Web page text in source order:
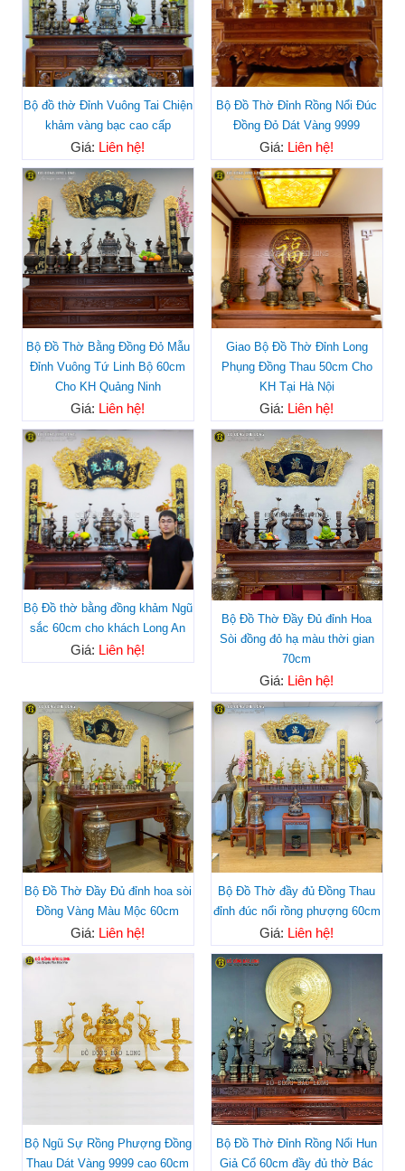
Bộ đồ thờ Đỉnh Vuông Tai Chiện
khảm vàng bạc cao cấp
Giá: Liên hệ!
Bộ Đồ Thờ Đỉnh Rồng Nổi Đúc
Đồng Đỏ Dát Vàng 9999
Giá: Liên hệ!
Bộ Đồ Thờ Bằng Đồng Đỏ Mẫu
Đỉnh Vuông Tứ Linh Bộ 60cm
Cho KH Quảng Ninh
Giá: Liên hệ!
Giao Bộ Đồ Thờ Đỉnh Long
Phụng Đồng Thau 50cm Cho
KH Tại Hà Nội
Giá: Liên hệ!
Bộ Đồ thờ bằng đồng khảm Ngũ
sắc 60cm cho khách Long An
Giá: Liên hệ!
Bộ Đồ Thờ Đầy Đủ đỉnh Hoa
Sòi đồng đỏ hạ màu thời gian
70cm
Giá: Liên hệ!
Bộ Đồ Thờ Đầy Đủ đỉnh hoa sòi
Đồng Vàng Màu Mộc 60cm
Giá: Liên hệ!
Bộ Đồ Thờ đầy đủ Đồng Thau
đỉnh đúc nổi rồng phượng 60cm
Giá: Liên hệ!
Bộ Ngũ Sự Rồng Phượng Đồng
Thau Dát Vàng 9999 cao 60cm
Bộ Đồ Thờ Đỉnh Rồng Nổi Hun
Giả Cổ 60cm đầy đủ thờ Bác